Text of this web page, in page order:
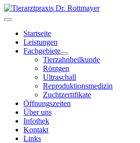
Startseite
Leistungen
Fachgebiete
Tierzahnheilkunde
Röntgen
Ultraschall
Reproduktionsmedizin
Zuchtzertifikate
Öffnungszeiten
Über uns
Infothek
Kontakt
Links